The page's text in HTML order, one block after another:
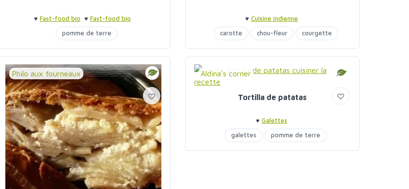
♥ Fast-food bio ♥ Fast-food bio
pomme de terre
♥ Cuisine indienne
carotte
chou-fleur courgette
pomme de terre
Philo aux fourneaux Aldina's corner
Tortilla de patatas
♥ Galettes
galettes
pomme de terre